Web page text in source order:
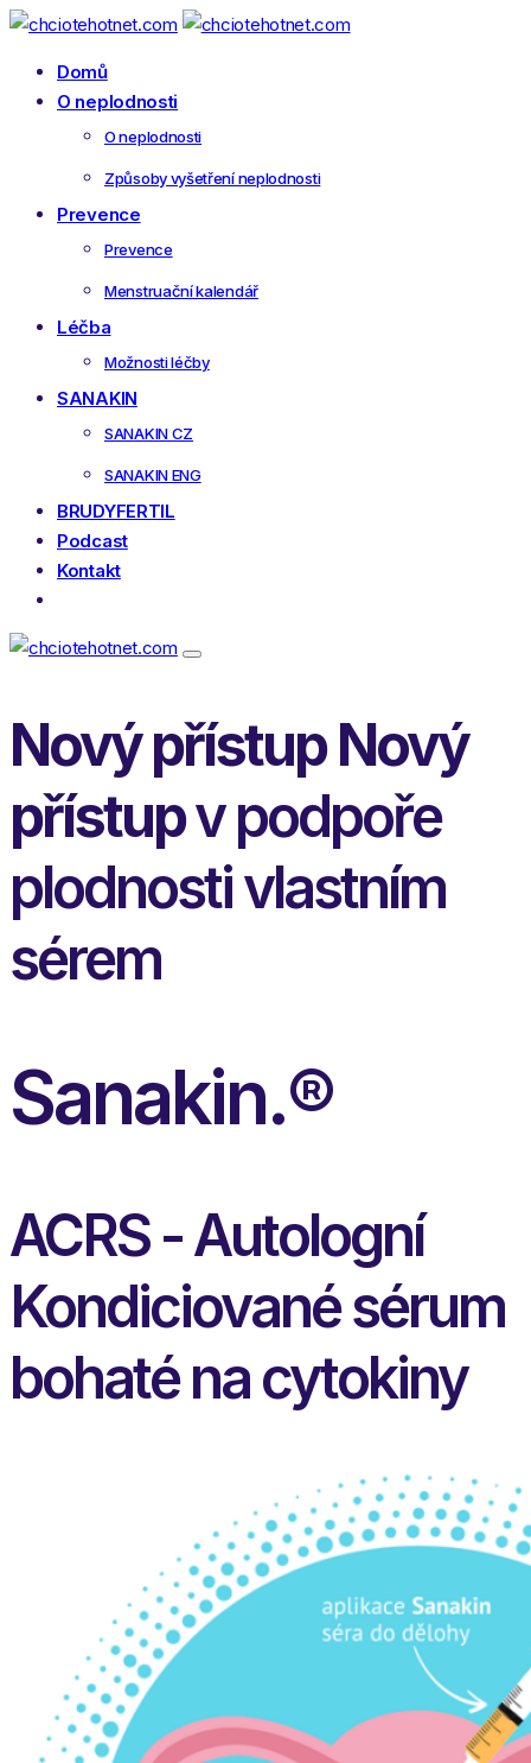
Domů
O neplodnosti
O neplodnosti
Způsoby vyšetření neplodnosti
Prevence
Prevence
Menstruační kalendář
Léčba
Možnosti léčby
SANAKIN
SANAKIN CZ
SANAKIN ENG
BRUDYFERTIL
Podcast
Kontakt
Nový přístup Nový
přístupv podpoře
plodnosti vlastním
sérem
Sanakin.®
ACRS - Autologní
Kondiciované sérum
bohaté na cytokiny